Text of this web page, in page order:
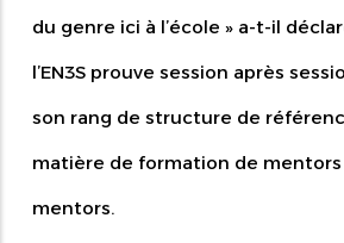
du genre ici à l’école » a-t-il
l’EN3S prouve session après
son rang de structure de
matière de formation de
mentors.